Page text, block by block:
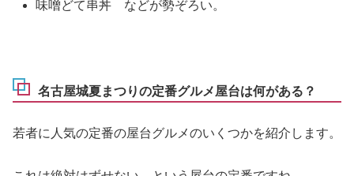
味噌どて串丼 などが勢ぞろい。
名古屋城夏まつりの定番グルメ屋台は何がある？
若者に人気の定番の屋台グルメのいくつかを紹介します。